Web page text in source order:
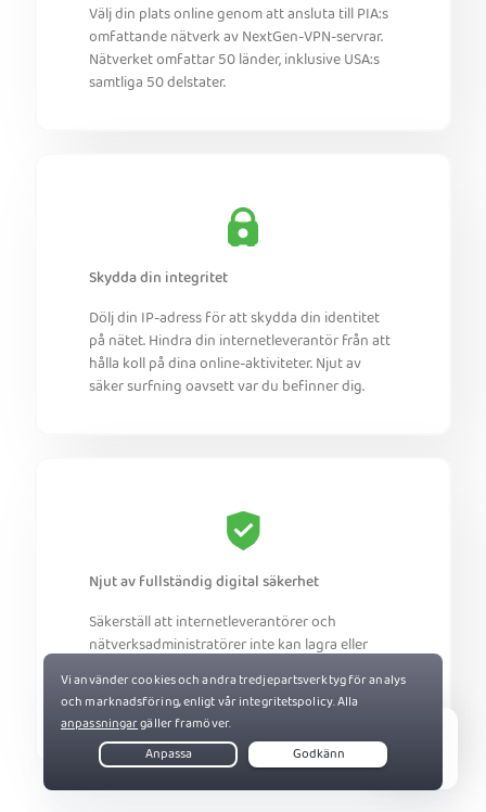
Välj din plats online genom att ansluta till PIA:s
omfattande nätverk av NextGen-VPN-servrar.
Nätverket omfattar 50 länder, inklusive USA:s
samtliga 50 delstater.
Skydda din integritet
Dölj din IP-adress för att skydda din identitet
på nätet. Hindra din internetleverantör från att
hålla koll på dina online-aktiviteter. Njut av
säker surfning oavsett var du befinner dig.
Njut av fullständig digital säkerhet
Säkerställ att internetleverantörer och
nätverksadministratörer inte kan lagra eller
sälja dina uppgifter. Skydda alla dina enheter
med PIA. Njut av en privat anslutning på valfritt
nätverk.